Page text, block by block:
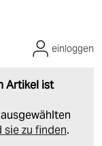
Artikel ist
sie zu finden.
einloggen